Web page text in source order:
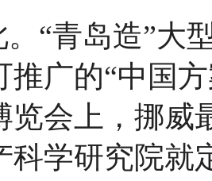
“青岛造”大
推广的“中国
览会上，挪威
科学研究院就